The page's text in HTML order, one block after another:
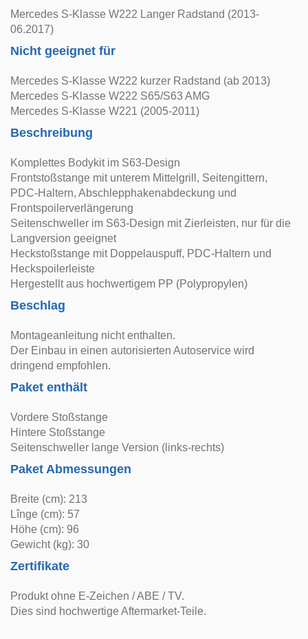
Mercedes S-Klasse W222 Langer Radstand (2013-
06.2017)
Nicht geeignet für
Mercedes S-Klasse W222 kurzer Radstand (ab 2013)
Mercedes S-Klasse W222 S65/S63 AMG
Mercedes S-Klasse W221 (2005-2011)
Beschreibung
Komplettes Bodykit im S63-Design
Frontstoßstange mit unterem Mittelgrill, Seitengittern,
PDC-Haltern, Abschlepphakenabdeckung und
Frontspoilerverlängerung
Seitenschweller im S63-Design mit Zierleisten, nur für die
Langversion geeignet
Heckstoßstange mit Doppelauspuff, PDC-Haltern und
Heckspoilerleiste
Hergestellt aus hochwertigem PP (Polypropylen)
Beschlag
Montageanleitung nicht enthalten.
Der Einbau in einen autorisierten Autoservice wird
dringend empfohlen.
Paket enthält
Vordere Stoßstange
Hintere Stoßstange
Seitenschweller lange Version (links-rechts)
Paket Abmessungen
Breite (cm): 213
Lînge (cm): 57
Höhe (cm): 96
Gewicht (kg): 30
Zertifikate
Produkt ohne E-Zeichen / ABE / TV.
Dies sind hochwertige Aftermarket-Teile.